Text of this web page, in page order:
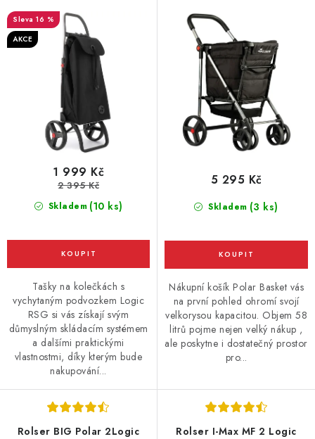
d
u
k
o
d
u
velkých kolečkách, černá
16 %
AKCE
Skladem (10 ks)
1 999 Kč
2 395 Kč
Tašky na kolečkách s
vychytaným podvozkem Logic
RSG si vás získají svým
důmyslným skládacím systémem
a dalšími praktickými
vlastnostmi, díky kterým bude
nakupování...
Skladem (3 ks)
5 295 Kč
Nákupní košík Polar Basket vás
na první pohled ohromí svojí
velkorysou kapacitou. Objem 58
litrů pojme nejen velký nákup ,
ale poskytne i dostatečný prostor
pro...
Rolser BIG Polar 2Logic
Rolser I-Max MF 2 Logic